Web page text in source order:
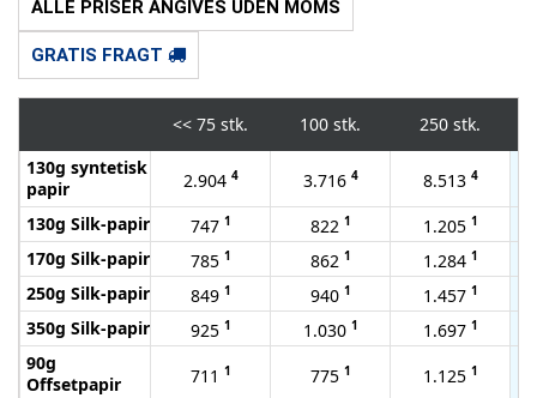
ALLE PRISER ANGIVES UDEN MOMS
GRATIS FRAGT
<< 75 stk. 100 stk.
250 stk.
130g syntetisk
papir
2.904 4 3.716 4 8.513 4
130g Silk-papir 747 1 822 1 1.205 1
170g Silk-papir 785 1 862 1 1.284 1
250g Silk-papir 849 1 940 1 1.457 1
350g Silk-papir 925 1 1.030 1 1.697 1
90g
Offsetpapir
711 1 775 1 1.125 1